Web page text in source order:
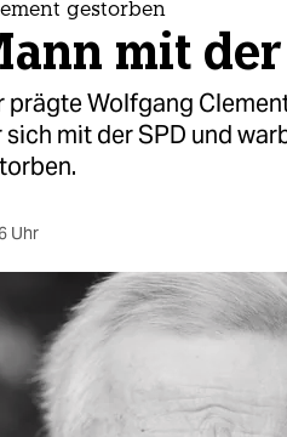
gestorben
mit
prägte Wolfgang
mit der SPD und
Uhr